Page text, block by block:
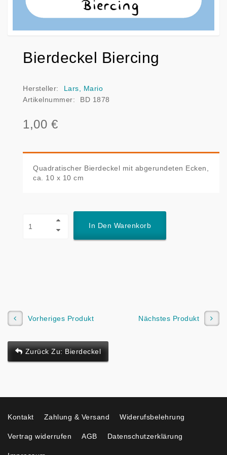
Bierdeckel Biercing
Hersteller:
Lars, Mario
Artikelnummer:
BD 1878
1,00 €
Quadratischer Bierdeckel mit abgerundeten Ecken,
ca. 10 x 10 cm
In Den Warenkorb
Nächstes Produkt
Vorheriges Produkt
Zurück Zu: Bierdeckel
Kontakt Zahlung & Versand Widerufsbelehrung
Vertrag widerrufen AGB Datenschutzerklärung